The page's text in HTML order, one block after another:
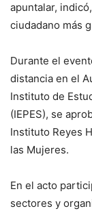
apuntalar,
ciudadano más
Durante el
distancia en el
Instituto de
(IEPES), se
Instituto Reyes
las Mujeres.
En el acto
sectores y